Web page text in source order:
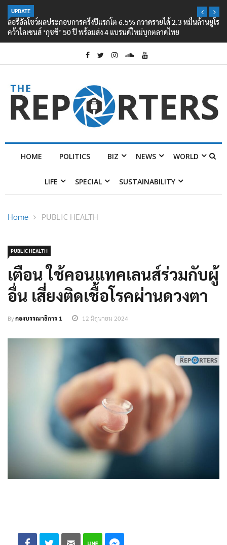
UPDATE
ลอรีอัลโชว์ผลประกอบการครึ่งปีแรกโต 6.5% กวาดรายได้ 2.3 หมื่นล้านยูโร
คว้าไลเซนส์ ‘กุชชี่’ 50 ปี พร้อมส่ง 4 แบรนด์ใหม่บุกตลาดไทย
HOME POLITICS BIZ NEWS WORLD
LIFE SPECIAL SUSTAINABILITY
Home PUBLIC HEALTH
PUBLIC HEALTH
เตือน ใช้คอนแทคเลนส์ร่วมกับผู้
อื่น เสี่ยงติดเชื้อโรคผ่านดวงตา
Byกองบรรณาธิการ 1 12 มิถุนายน 2024